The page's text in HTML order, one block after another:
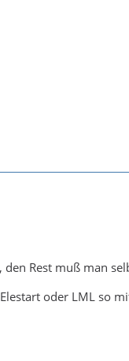
Rest muß man
oder LML so